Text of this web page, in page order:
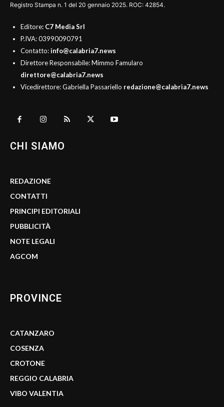
Registro Stampa n. 1 del 20 gennaio 2025. ROC: 42854.
Editore: C7 Media Srl
P.IVA: 03990090791
Contatto:info@calabria7.news
Direttore Responsabile: Mimmo Famularo
direttore@calabria7.news
Vicedirettore: Gabriella Passariello redazione@calabria7.news
CHI SIAMO
REDAZIONE
CONTATTI
PRINCIPI EDITORIALI
PUBBLICITÀ
NOTE LEGALI
AGCOM
PROVINCE
CATANZARO
COSENZA
CROTONE
REGGIO CALABRIA
VIBO VALENTIA